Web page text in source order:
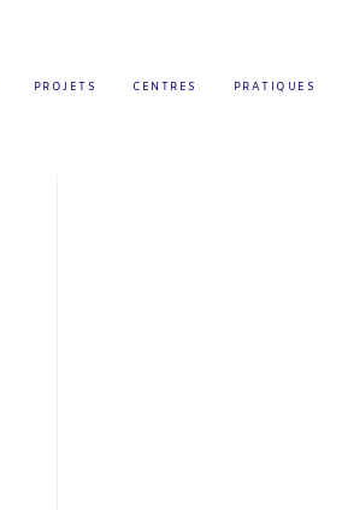
PROJETS CENTRES PRATIQUES